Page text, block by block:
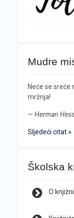
Mudre
Neće se sreće
mržnja!
— Herman
Sljedeći citat »
Školska
O